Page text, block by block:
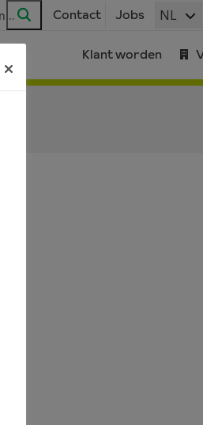
Zoeken
Contact Jobs NL
Klant worden